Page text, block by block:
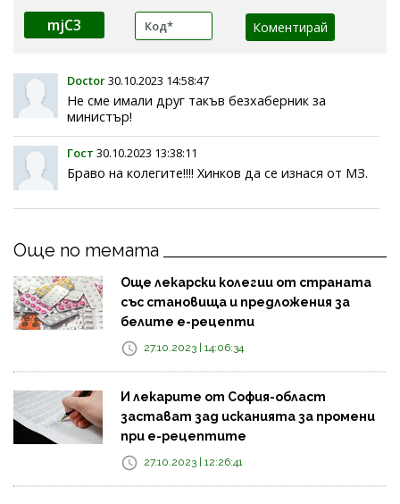
mjC3
Doctor30.10.2023 14:58:47
Не сме имали друг такъв безхаберник за
министър!
Гост 30.10.2023 13:38:11
Браво на колегите!!!! Хинков да се изнася от МЗ.
Още по темата
Още лекарски колегии от страната
със становища и предложения за
белите е-рецепти
27.10.2023 | 14:06:34
И лекарите от София-област
застават зад исканията за промени
при е-рецептите
27.10.2023 | 12:26:41